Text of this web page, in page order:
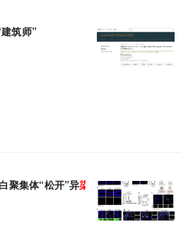
筑师”
聚集体“松开”异染色质“刹车”，激活“沉